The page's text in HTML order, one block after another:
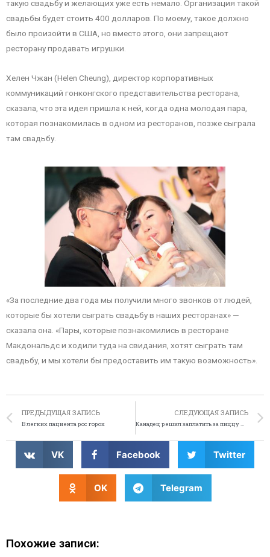
такую свадьбу и желающих уже есть немало. Организация такой
свадьбы будет стоить 400 долларов. По моему, такое должно
было произойти в США, но вместо этого, они запрещают
ресторану продавать игрушки.
Хелен Чжан (Helen Cheung), директор корпоративных
коммуникаций гонконгского представительства ресторана,
сказала, что эта идея пришла к ней, когда одна молодая пара,
которая познакомилась в одном из ресторанов, позже сыграла
там свадьбу.
«За последние два года мы получили много звонков от людей,
которые бы хотели сыграть свадьбу в наших ресторанах» —
сказала она. «Пары, которые познакомились в ресторане
Макдональдс и ходили туда на свидания, хотят сыграть там
свадьбу, и мы хотели бы предоставить им такую возможность».
ПРЕДЫДУЩАЯ ЗАПИСЬ
В легких пациента рос горох
СЛЕДУЮЩАЯ ЗАПИСЬ
Канадец решил заплатить за пиццу марихуаной
VK Facebook Twitter
OK Telegram
Похожие записи: